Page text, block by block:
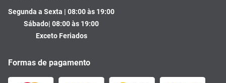
Segunda a Sexta | 08:00 às 19:00
Sábado| 08:00 às 19:00
Exceto Feriados
Formas de pagamento